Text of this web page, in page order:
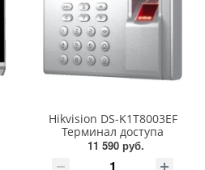
Hikvision DS-K1T8003EF
Терминал доступа
11 590 руб.